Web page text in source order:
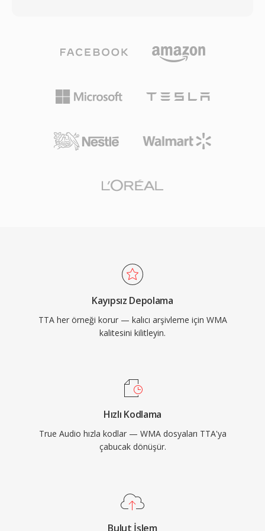
Kodlama ve kod çözme, Windows tarafından
yerel olarak gerçekleştirilir ve herhangi bir
taraf yazılım gerektirmez. FFmpeg ve
platform desteği gelişmiş olsa da WMA,
Microsoft dışı cihazlarda MP3 veya AAC kadar
eski medya kütüphanelerinde karşımıza çıksa
dinleme hem de profesyonel arşivleme için
güçlü yönlerinden biridir — kodek, ağır CPU
talepleri olmadan hızlı kodlama ve kod çözme
kalır. Dosya yapısı ID3v1, ID3v2 ve APEv2 üst
taşınabilir oynatıcıda donanım desteği
benimsemesini ve üçüncü taraf
entegrasyonlarını teşvik eder. FLAC gibi daha
yeni kodekler kayıpsız ses alanında daha büyük
bir pay yakalamış olsa da TTA, sadeliğine ve
şeffaf sıkıştırmasına değer veren kullanıcılara
Kayıpsız Depolama
TTA her örneği korur — kalıcı arşivleme için WMA
kalitesini kilitleyin.
Hızlı Kodlama
True Audio hızla kodlar — WMA dosyaları TTA'ya
çabucak dönüşür.
Bulut İşlem